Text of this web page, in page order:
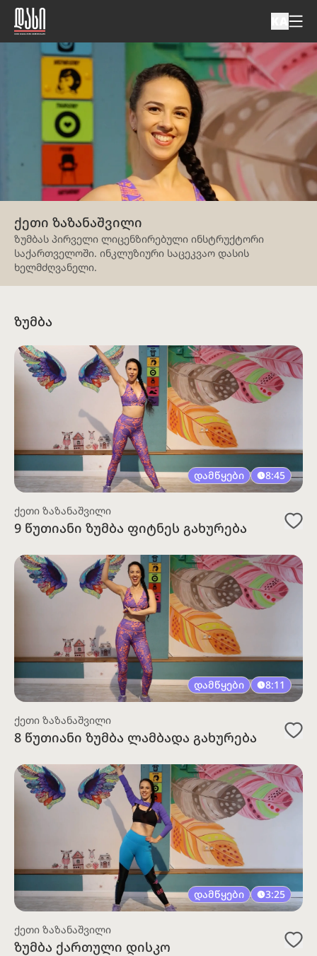
ქეთი ზაზანაშვილი
ზუმბას პირველი ლიცენზირებული ინსტრუქტორი
საქართველოში. ინკლუზიური საცეკვაო დასის
ხელმძღვანელი.
ზუმბა
დამწყები 8:45
ქეთი ზაზანაშვილი
9 წუთიანი ზუმბა ფიტნეს გახურება
დამწყები 8:11
ქეთი ზაზანაშვილი
8 წუთიანი ზუმბა ლამბადა გახურება
დამწყები 3:25
ქეთი ზაზანაშვილი
ზუმბა ქართული დისკო